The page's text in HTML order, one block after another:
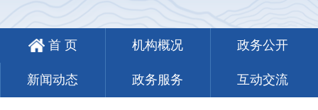
首 页 机构概况 政务公开
新闻动态 政务服务 互动交流